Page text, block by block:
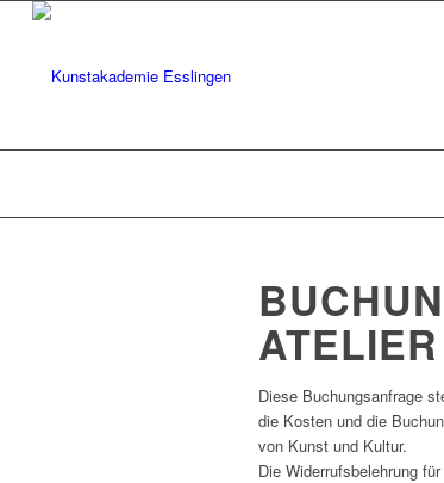
Diese Buchungsanfrage
die Kosten und die
von Kunst und Kultur.
Die Widerrufsbelehrung